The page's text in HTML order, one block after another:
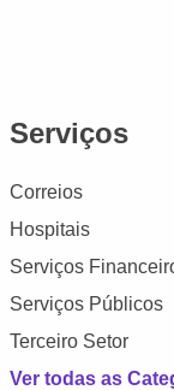
Serviços
Correios
Hospitais
Serviços
Serviços Públicos
Terceiro Setor
Ver todas as